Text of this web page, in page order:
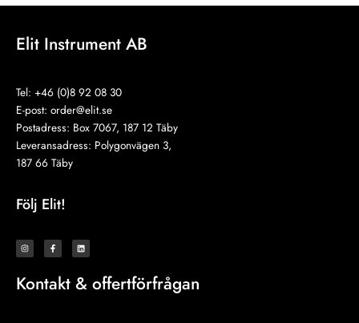
Elit Instrument AB
Tel: +46 (0)8 92 08 30
E-post: order@elit.se
Postadress: Box 7067, 187 12 Täby
Leveransadress: Polygonvägen 3,
187 66 Täby
Följ Elit!
I
n
s
a
g
r
F
a
c
o
o
L
i
n
e
d
i
Kontakt & offertförfrågan